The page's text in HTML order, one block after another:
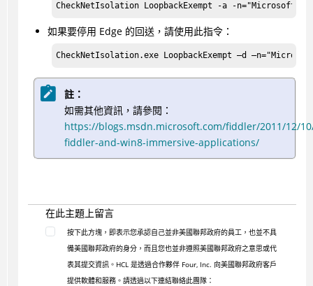
CheckNetIsolation LoopbackExempt -a -
如果要停用 Edge 的回送，請使用此指令：
CheckNetIsolation.exe LoopbackExempt –d
註：
如需其他資訊，請參閱：
https://blogs.msdn.microsoft.com/fiddler/2011/12/
fiddler-and-win8-immersive-applications/
在此主題上留言
按下此方塊，即表示您承認自己並非美國聯邦政府的員工，也並不具
備美國聯邦政府的身分，而且您也並非遵照美國聯邦政府之意思或代
表其提交資訊。HCL 是透過合作夥伴 Four, Inc. 向美國聯邦政府客戶
提供軟體和服務。請透過以下連結聯絡此團隊：